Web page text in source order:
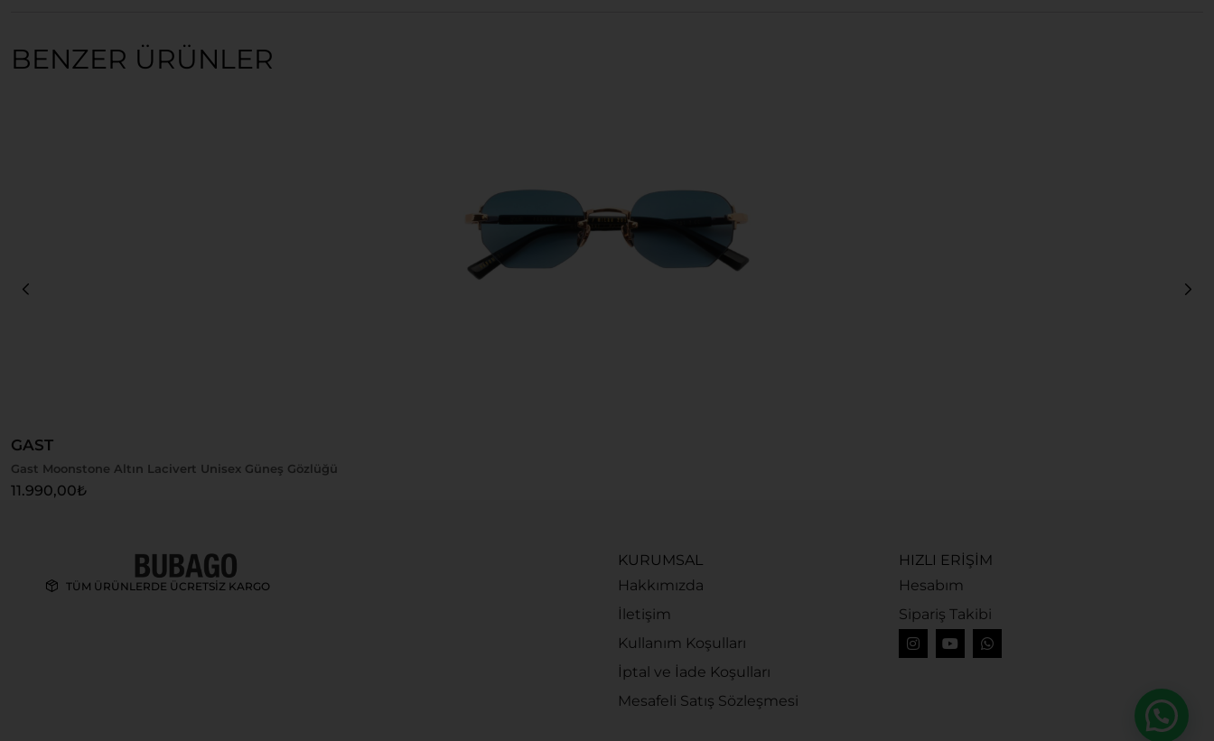
BENZER ÜRÜNLER
GAST
Gast Moonstone Altın Lacivert Unisex Güneş Gözlüğü
11.990,00₺
TÜM ÜRÜNLERDE ÜCRETSİZ KARGO
KURUMSAL
Hakkımızda
İletişim
Kullanım Koşulları
İptal ve İade Koşulları
Mesafeli Satış Sözleşmesi
HIZLI ERİŞİM
Hesabım
Sipariş Takibi